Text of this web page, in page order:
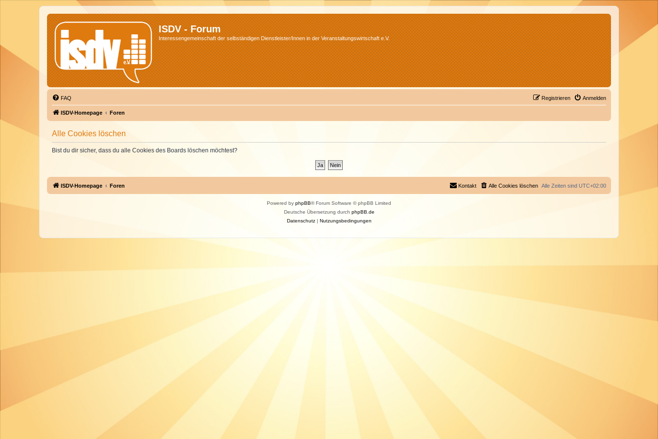
ISDV - Forum
Interessengemeinschaft der selbständigen Dienstleister/Innen in der Veranstaltungswirtschaft e.V.
FAQ Anmelden
Registrieren
ISDV-Homepage Foren
Alle Cookies löschen
Bist du dir sicher, dass du alle Cookies des Boards löschen möchtest?
ISDV-Homepage Foren Alle Zeiten sind UTC+02:00
Alle Cookies löschen
Kontakt
Powered by phpBB® Forum Software © phpBB Limited
Deutsche Übersetzung durch phpBB.de
Datenschutz| Nutzungsbedingungen